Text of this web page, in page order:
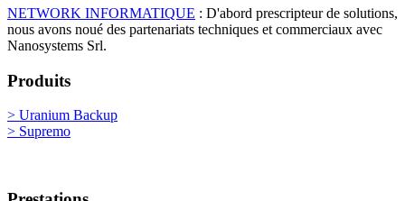
NETWORK INFORMATIQUE : D'abord prescripteur de solutions,
nous avons noué des partenariats techniques et commerciaux avec
Nanosystems Srl.
Produits
> Uranium Backup
> Supremo